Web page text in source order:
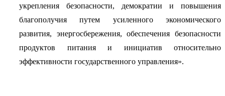
укрепления безопасности, демократии и повышения
благополучия путем усиленного экономического
развития, энергосбережения, обеспечения безопасности
продуктов питания и инициатив относительно
эффективности государственного управления».